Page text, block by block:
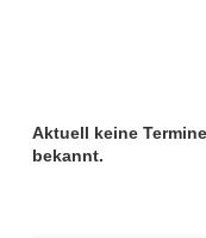
Aktuell keine
bekannt.